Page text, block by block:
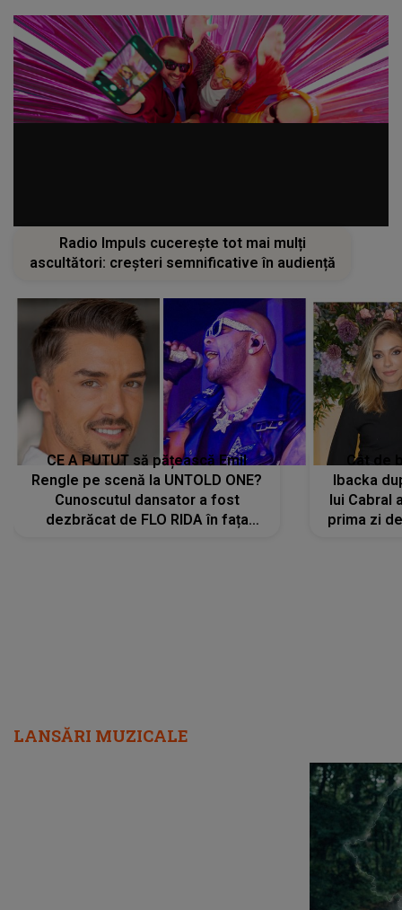
Radio Impuls cucerește tot mai mulți
ascultători: creșteri semnificative în audiență
CE A PUTUT să pățească Emil
Rengle pe scenă la UNTOLD ONE?
Cunoscutul dansator a fost
dezbrăcat de FLO RIDA în fața
Cât de
Ibacka
lui Cabral
prima zi
LANSĂRI MUZICALE